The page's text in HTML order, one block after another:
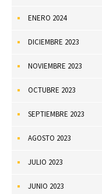
ENERO 2024
DICIEMBRE 2023
NOVIEMBRE 2023
OCTUBRE 2023
SEPTIEMBRE 2023
AGOSTO 2023
JULIO 2023
JUNIO 2023